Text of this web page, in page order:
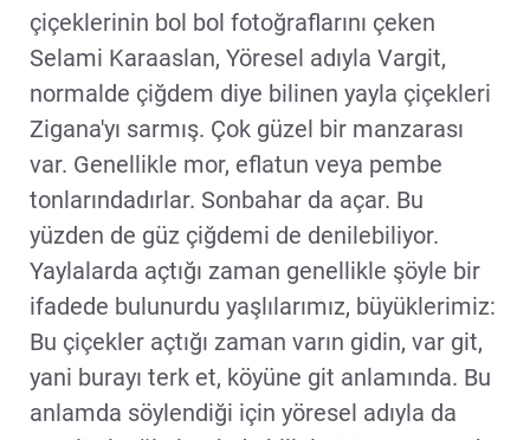
çiçeklerinin bol bol fotoğraflarını çeken
Selami Karaaslan, Yöresel adıyla Vargit,
normalde çiğdem diye bilinen yayla çiçekleri
Zigana'yı sarmış. Çok güzel bir manzarası
var. Genellikle mor, eflatun veya pembe
tonlarındadırlar. Sonbahar da açar. Bu
yüzden de güz çiğdemi de denilebiliyor.
Yaylalarda açtığı zaman genellikle şöyle bir
ifadede bulunurdu yaşlılarımız, büyüklerimiz:
Bu çiçekler açtığı zaman varın gidin, var git,
yani burayı terk et, köyüne git anlamında. Bu
anlamda söylendiği için yöresel adıyla da